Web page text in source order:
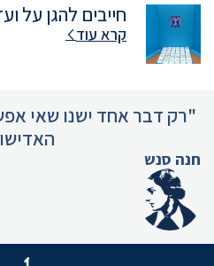
חייבים להגן על
קרא עוד
"רק דבר אחד ישנו שאי
חנה סנש